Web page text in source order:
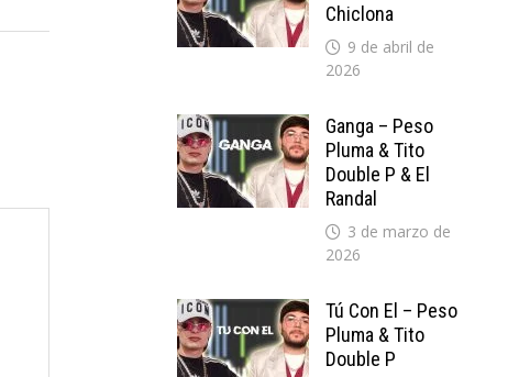
Chiclona
9 de abril de
2026
Ganga – Peso
Pluma & Tito
Double P & El
Randal
3 de marzo de
2026
Tú Con El – Peso
Pluma & Tito
Double P